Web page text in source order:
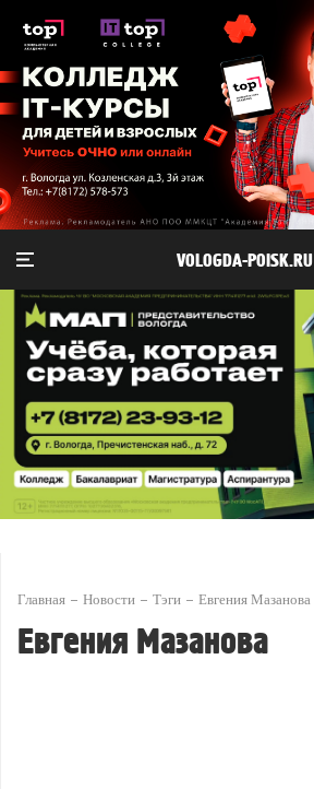
VOLOGDA-POISK.RU
Главная Новости Тэги Евгения Мазанова
Евгения Мазанова